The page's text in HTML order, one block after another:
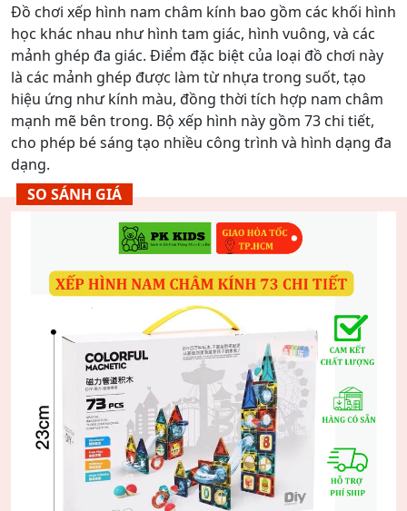
Đồ chơi xếp hình nam châm kính bao gồm các khối hình
học khác nhau như hình tam giác, hình vuông, và các
mảnh ghép đa giác. Điểm đặc biệt của loại đồ chơi này
là các mảnh ghép được làm từ nhựa trong suốt, tạo
hiệu ứng như kính màu, đồng thời tích hợp nam châm
mạnh mẽ bên trong. Bộ xếp hình này gồm 73 chi tiết,
cho phép bé sáng tạo nhiều công trình và hình dạng đa
dạng.
SO SÁNH GIÁ